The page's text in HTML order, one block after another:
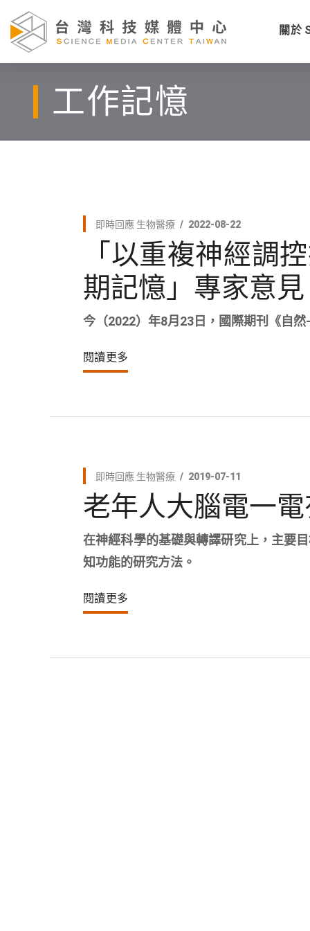
關於
工作記憶
即時回應 生物醫療 2022-08-22
「以重複神經調
期記憶」專家意見
今（2022）年8月23日，國際期刊《自
閱讀更多
即時回應 生物醫療 2019-07-11
老年人大腦電一
在神經科學的基礎與轉譯研究上，主要
知功能的研究方法。
閱讀更多